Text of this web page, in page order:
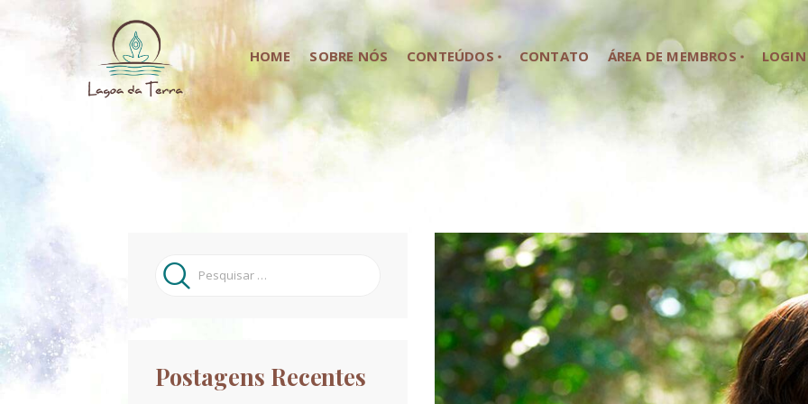
HOME SOBRE NÓS CONTEÚDOS CONTATO ÁREA DE MEMBROS LOGIN
HOME
SOBRE NÓS
CONTEÚDOS
ÁREA DE MEMBROS
LOGIN
Pesquisar
por:
Postagens Recentes